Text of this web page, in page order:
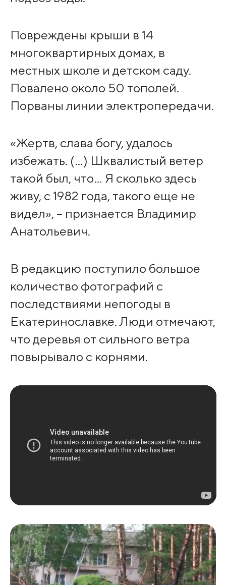
Повреждены крыши в 14
многоквартирных домах, в
местных школе и детском саду.
Повалено около 50 тополей.
Порваны линии электропередачи.
«Жертв, слава богу, удалось
избежать. (…) Шквалистый ветер
такой был, что… Я сколько здесь
живу, с 1982 года, такого еще не
видел», – признается Владимир
Анатольевич.
В редакцию поступило большое
количество фотографий с
последствиями непогоды в
Екатеринославке. Люди отмечают,
что деревья от сильного ветра
повырывало с корнями.